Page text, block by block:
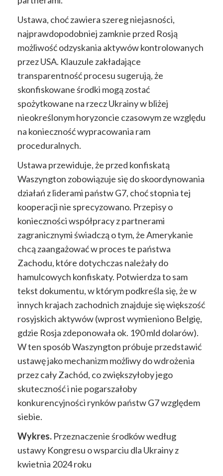
Ustawa, choć zawiera szereg niejasności,
najprawdopodobniej zamknie przed Rosją
możliwość odzyskania aktywów kontrolowanych
przezUSA. Klauzule zakładające
transparentność procesu sugerują, że
skonfiskowaneśrodki mogą zostać
spożytkowane na rzecz Ukrainyw bliżej
nieokreślonym horyzoncie czasowymze względu
na konieczność wypracowania ram
proceduralnych.
Ustawa przewiduje, że przed konfiskatą
Waszyngton zobowiązuje siędo skoordynowania
działań zliderami państwG7, choćstopnia tej
kooperacji nie sprecyzowano. Przepisyo
konieczności współpracy z partnerami
zagranicznymiświadczą o tym, że Amerykanie
chcą zaangażowaćw proceste państwa
Zachodu, które dotychczas należały do
hamulcowych konfiskaty. Potwierdza to sam
tekst dokumentu, w którym podkreśla się, żew
innych krajach zachodnich znajduje się większość
rosyjskich aktywów (wprost wymieniono Belgię,
gdzie Rosja zdeponowała ok. 190 mld dolarów).
W ten sposóbWaszyngton próbuje przedstawić
ustawę jako mechanizm możliwy do wdrożenia
przez cały Zachód, co zwiększyłoby jego
skuteczność i nie pogarszałoby
konkurencyjności rynków państw G7 względem
siebie.
Wykres. Przeznaczenie środków według
ustawy Kongresu o wsparciu dla Ukrainy z
kwietnia 2024 roku